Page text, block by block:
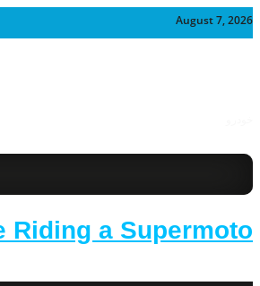
August 7, 2026
Riding a Supermoto